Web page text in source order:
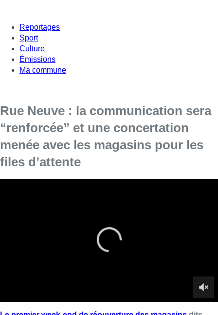
Reportages
Sport
Culture
Émissions
Ma commune
Rue Neuve : la communication sera
“renforcée” et une concertation
menée avec les magasins pour les
files d’attente
d’accès, notamment sur la rue Neuve à Bruxelles ou la
chaussée d’Ixelles à Ixelles.
trop de monde, ce qui nous a obligé à mettre en place ces
, confirme Fabian Maingain
(DéFI), en charge des Affaires économiques à la Ville de
Bruxelles.
Il confirme la nécessité pour les clients de faire leurs